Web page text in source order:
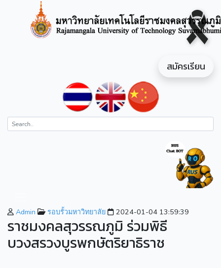
สมัครเรียน
Admin รอบรั้วมหาวิทยาลัย 2024-01-04 13:59:39
ราชมงคลสุวรรณภูมิ ร่วมพิธี
บวงสรวงบูรพกษัตริยาธิราช